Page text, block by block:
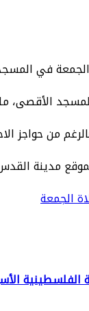
في المسجد
الأقصى،
من حواجز
القدس،
الجمعة
الفلسطينية